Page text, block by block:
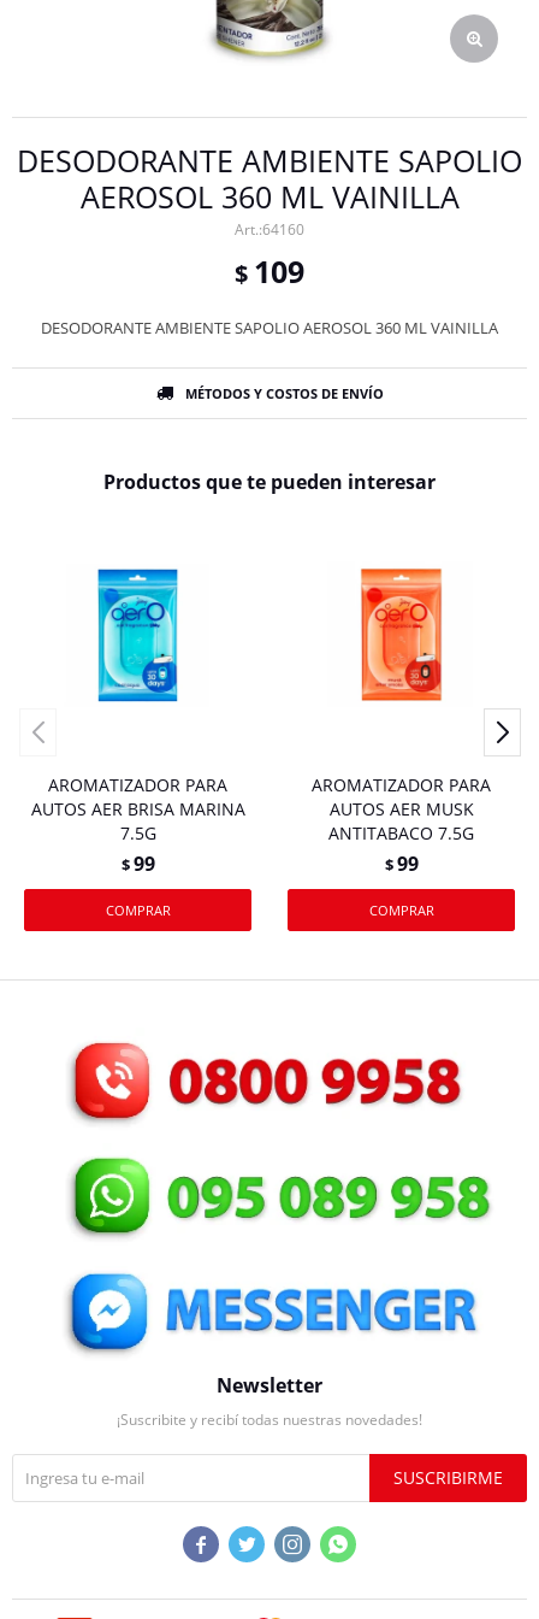
DESODORANTE AMBIENTE SAPOLIO
AEROSOL 360 ML VAINILLA
64160
$ 109
DESODORANTE AMBIENTE SAPOLIO AEROSOL 360 ML VAINILLA
MÉTODOS Y COSTOS DE ENVÍO
Productos que te pueden interesar
AROMATIZADOR PARA
AUTOS AER BRISA MARINA
7.5G
$99
AROMATIZADOR PARA
AUTOS AER MUSK
ANTITABACO 7.5G
$99
Newsletter
¡Suscribite y recibí todas nuestras novedades!
SUSCRIBIRME
   